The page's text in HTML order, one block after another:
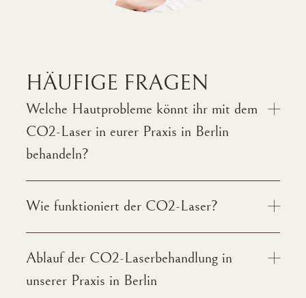
HÄUFIGE FRAGEN
Welche Hautprobleme könnt ihr mit dem
CO2-Laser in eurer Praxis in Berlin
behandeln?
Wie funktioniert der CO2-Laser?
Ablauf der CO2-Laserbehandlung in
unserer Praxis in Berlin